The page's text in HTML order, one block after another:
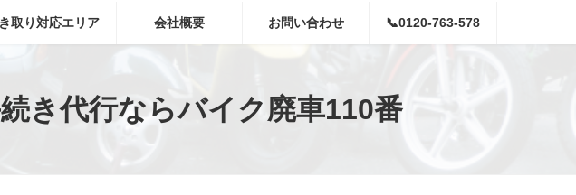
取り対応エリア 会社概要 お問い合わせ 📞0120-763-578
き代行ならバイク廃車110番